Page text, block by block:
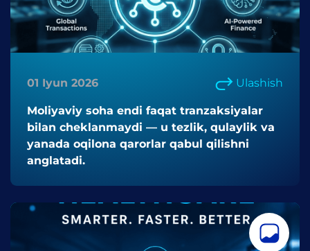
01 Iyun 2026 Ulashish
Moliyaviy soha endi faqat tranzaksiyalar
bilan cheklanmaydi — u tezlik, qulaylik va
yanada oqilona qarorlar qabul qilishni
anglatadi.